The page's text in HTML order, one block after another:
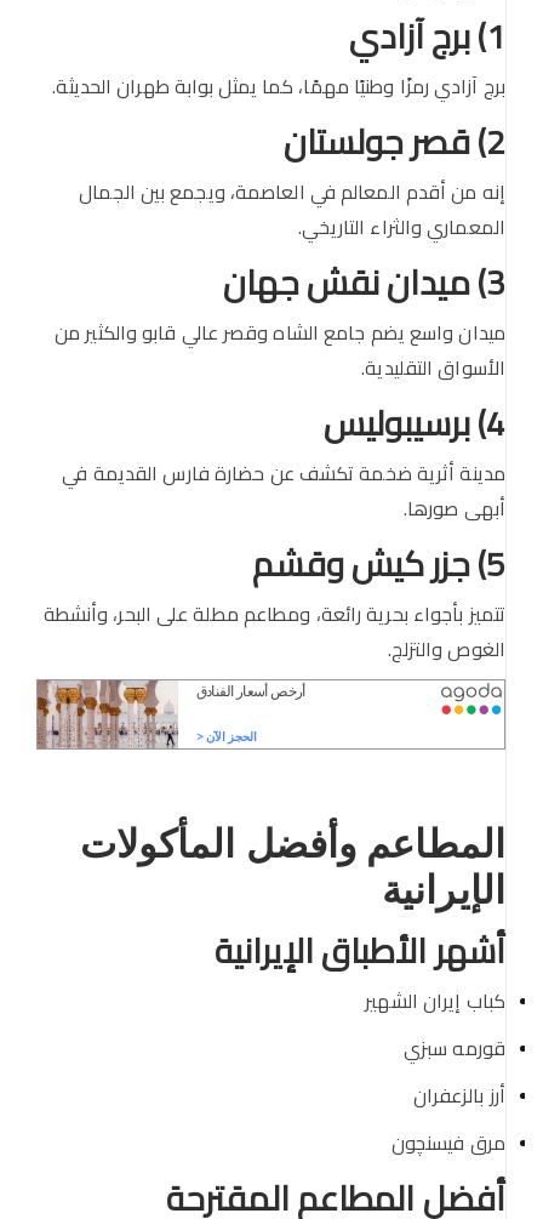
1) برج آزادي
برج آزادي رمزًا وطنيًا مهمًا، كما يمثل بوابة طهران الحديثة.
2) قصر جولستان
إنه من أقدم المعالم في العاصمة، ويجمع بين الجمال
المعماري والثراء التاريخي.
3) ميدان نقش جهان
ميدان واسع يضم جامع الشاه وقصر عالي قابو والكثير من
الأسواق التقليدية.
4) برسيبوليس
مدينة أثرية ضخمة تكشف عن حضارة فارس القديمة في
أبهى صورها.
5) جزر كيش وقشم
تتميز بأجواء بحرية رائعة، ومطاعم مطلة على البحر، وأنشطة
الغوص والتزلج.
المطاعم وأفضل المأكولات
الإيرانية
أشهر الأطباق الإيرانية
كباب إيران الشهير
قورمه سبزي
أرز بالزعفران
مرق فيسنچون
أفضل المطاعم المقترحة